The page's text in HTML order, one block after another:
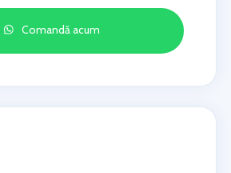
Comandă acum